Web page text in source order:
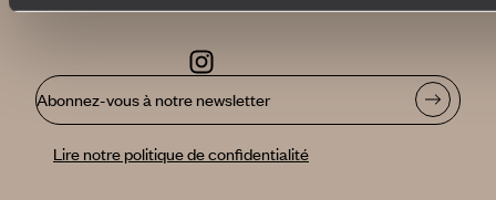
Abonnez-vous à notre newsletter
Lire notre politique de confidentialité